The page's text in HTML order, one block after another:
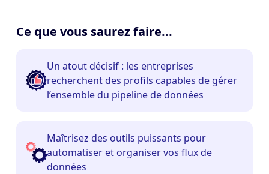
Ce que vous saurez faire...
Un atout décisif : les entreprises
recherchent des profils capables de gérer
l’ensemble du pipeline de données
Maîtrisez des outils puissants pour
automatiser et organiser vos flux de
données